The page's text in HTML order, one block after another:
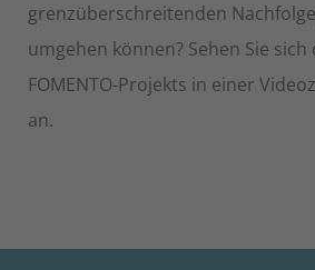
grenzüberschreitenden
umgehen können? Sehen Sie sich
FOMENTO-Projekts in einer
an.